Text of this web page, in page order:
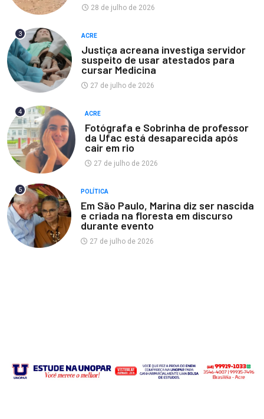
28 de julho de 2026
3 ACRE
Justiça acreana investiga servidor
suspeito de usar atestados para
cursar Medicina
27 de julho de 2026
4 ACRE
Fotógrafa e Sobrinha de professor
da Ufac está desaparecida após
cair em rio
27 de julho de 2026
5 POLÍTICA
Em São Paulo, Marina diz ser nascida
e criada na floresta em discurso
durante evento
27 de julho de 2026